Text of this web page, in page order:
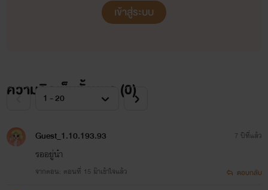
เข้าสู่ระบบ
ความคิดเห็นทั้งหมด (0)
Guest_1.10.193.93
รออยู่น๋า
จากตอน: ตอนที่ 15 ม๊าเข้าใจแล้ว
7 ปีที่แล้ว
ตอบกลับ